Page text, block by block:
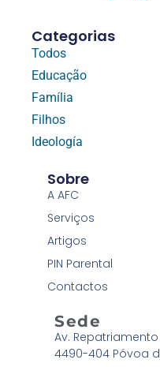
Categorias
Todos
Educação
Família
Filhos
Ideología
Sobre
A AFC
Serviços
Artigos
PIN Parental
Contactos
Sede
Av. Repatriamento
4490-404 Póvoa